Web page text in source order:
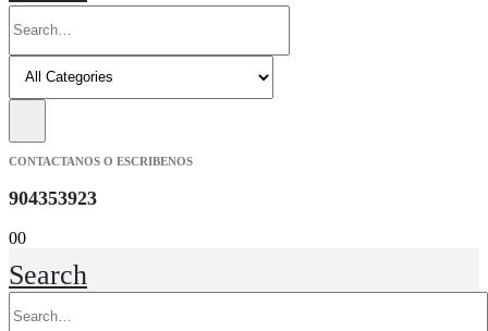
CONTACTANOS O ESCRIBENOS
904353923
00
Search